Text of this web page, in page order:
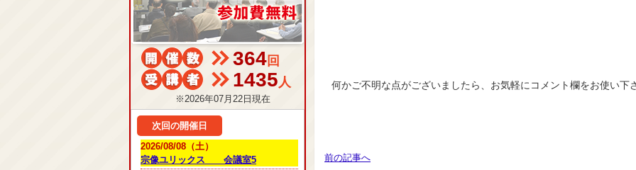
何かご不明な点がございましたら、お気軽にコメント欄をお使い下
前の記事へ
364回
1435人
※2026年07月22日現在
次回の開催日
2026/08/08（土）
宗像ユリックス 会議室5